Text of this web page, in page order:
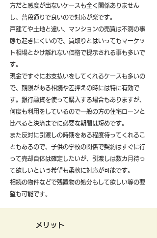
方だと感度が出ないケースも全く関係ありません
し、普段通りで良いので対応が楽です。
戸建てや土地と違い、マンションの売買は不測の事
態も起きにくいので、買取りとはいってもマーケッ
ト相場とかけ離れない価格で提示される事も多いで
す。
現金ですぐにお支払いをしてくれるケースも多いの
で、期限がある相続や差押えの時には特に有効で
す。銀行融資を使って購入する場合もありますが、
何度も利用をしているので一般の方の住宅ローンと
比べると決済までに必要な期間は短めです。
また反対に引渡しの時期をある程度待ってくれるこ
ともあるので、子供の学校の関係で契約はすぐに行
って売却自体は確定したいが、引渡しは数カ月待っ
て欲しいという希望も柔軟に対応が可能です。
​相続の物件などで残置物の処分もして欲しい等の要
望も可能です。
メリット